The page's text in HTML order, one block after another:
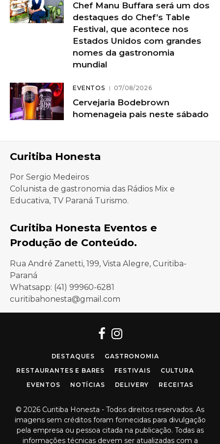
Chef Manu Buffara será um dos
destaques do Chef’s Table
Festival, que acontece nos
Estados Unidos com grandes
nomes da gastronomia
mundial
EVENTOS 07/08/2026
Cervejaria Bodebrown
homenageia pais neste sábado
Curitiba Honesta
Por Sergio Medeiros
Colunista de gastronomia das Rádios Mix e
Educativa, TV Paraná Turismo.
Curitiba Honesta Eventos e
Produção de Conteúdo.
Rua André Zanetti, 199, Vista Alegre, Curitiba-
Paraná
Whatsapp: (41) 99960-6281
curitibahonesta@gmail.com
Facebook
Instagram
DESTAQUES
GASTRONOMIA
RESTAURANTES E BARES
FESTIVAIS
CULTURA
EVENTOS
NOTÍCIAS DELIVERY RECEITAS
© 2026 Curitiba Honesta - Todos direitos reservados. As
imagens sem créditos foram fornecidas para divulgação
pela empresa ou pessoa citada na publicação. Todas as
informações técnicas devem ser atualizadas com a